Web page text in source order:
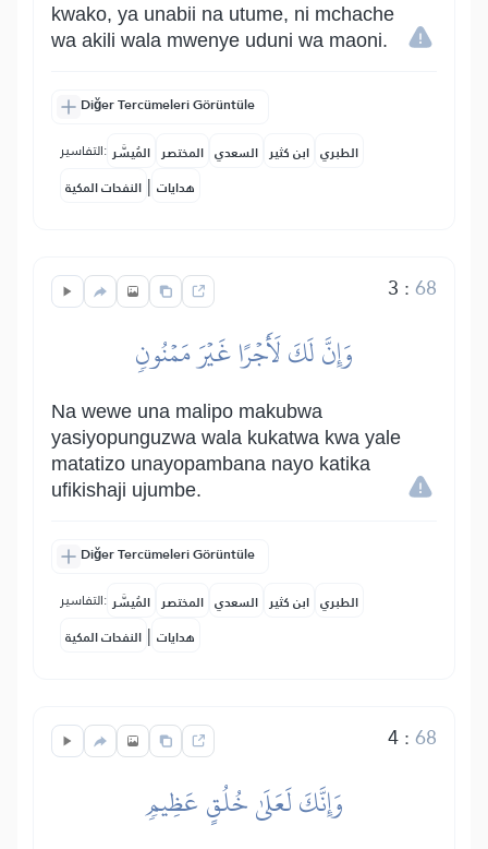
kwako, ya unabii na utume, ni mchache
wa akili wala mwenye uduni wa maoni.
Diğer Tercümeleri Görüntüle
التفاسير: المُيسَّر المختصر السعدي ابن كثير الطبري
النفحات المكية | هدايات
3 :68
وَإِنَّ لَكَ لَأَجۡرًا غَيۡرَ مَمۡنُونٖ
Na wewe una malipo makubwa
yasiyopunguzwa wala kukatwa kwa yale
matatizo unayopambana nayo katika
ufikishaji ujumbe.
Diğer Tercümeleri Görüntüle
التفاسير: المُيسَّر المختصر السعدي ابن كثير الطبري
النفحات المكية | هدايات
4:68
وَإِنَّكَ لَعَلَىٰ خُلُقٍ عَظِيمٖ